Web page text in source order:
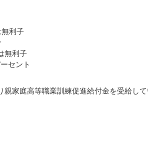
無利子
無利子
セント
家庭高等職業訓練促進給付金を受給して